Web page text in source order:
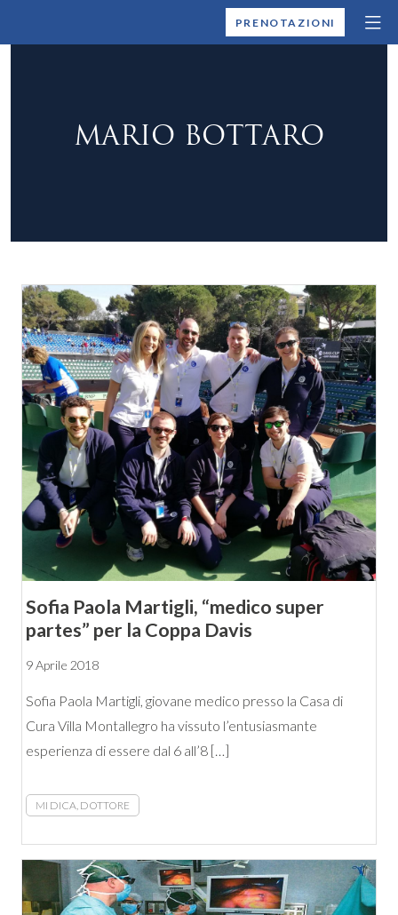
MONTALLEGROPRENOTAZIONI
MARIO BOTTARO
Sofia Paola Martigli, “medico super
partes” per la Coppa Davis
9 Aprile 2018
Sofia Paola Martigli, giovane medico presso la Casa di
Cura Villa Montallegro ha vissuto l’entusiasmante
esperienza di essere dal 6 all’8 […]
MI DICA, DOTTORE